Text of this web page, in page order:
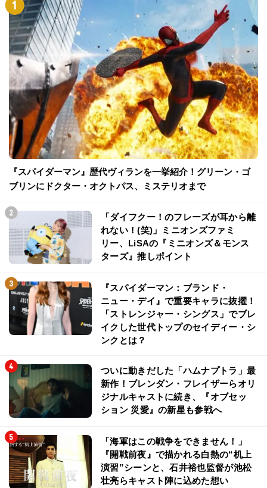
『スパイダーマン』歴代ヴィランを一挙紹介！グリーン・ゴ
ブリンにドクター・オクトパス、ミステリオまで
「ダイフクー！のフレーズが耳から離
れない！(笑)」ミニオンズファミ
リー、LiSAの『ミニオンズ＆モンス
ターズ』推しポイント
『スパイダーマン：ブランド・
ニュー・デイ』で重要キャラに抜擢！
「ストレンジャー・シングス」でブレ
イクした世代トップのセイディー・シ
ンクとは？
ついに動きだした「ハムナプトラ」最
新作！ブレンダン・フレイザーらオリ
ジナルキャストに続き、『オブセッ
ション 災愛』の新星も参戦へ
「海軍はこの戦争をできません！」
『開戦前夜』で描かれる白熱の“机上
演習”シーンと、石井裕也監督が池松
壮亮らキャスト陣に込めた想い